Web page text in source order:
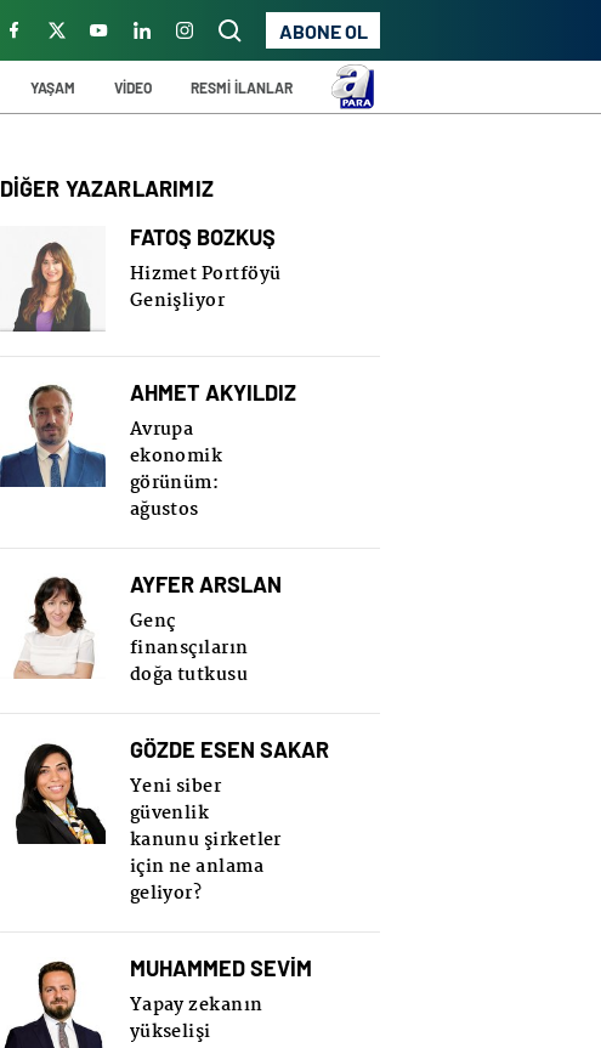
ABONE OL
YAŞAM VİDEO RESMİ İLANLAR
DİĞER YAZARLARIMIZ
FATOŞ BOZKUŞ
Hizmet Portföyü
Genişliyor
AHMET AKYILDIZ
Avrupa
ekonomik
görünüm:
ağustos
AYFER ARSLAN
Genç
finansçıların
doğa tutkusu
GÖZDE ESEN SAKAR
Yeni siber
güvenlik
kanunu şirketler
için ne anlama
geliyor?
MUHAMMED SEVİM
Yapay zekanın
yükselişi